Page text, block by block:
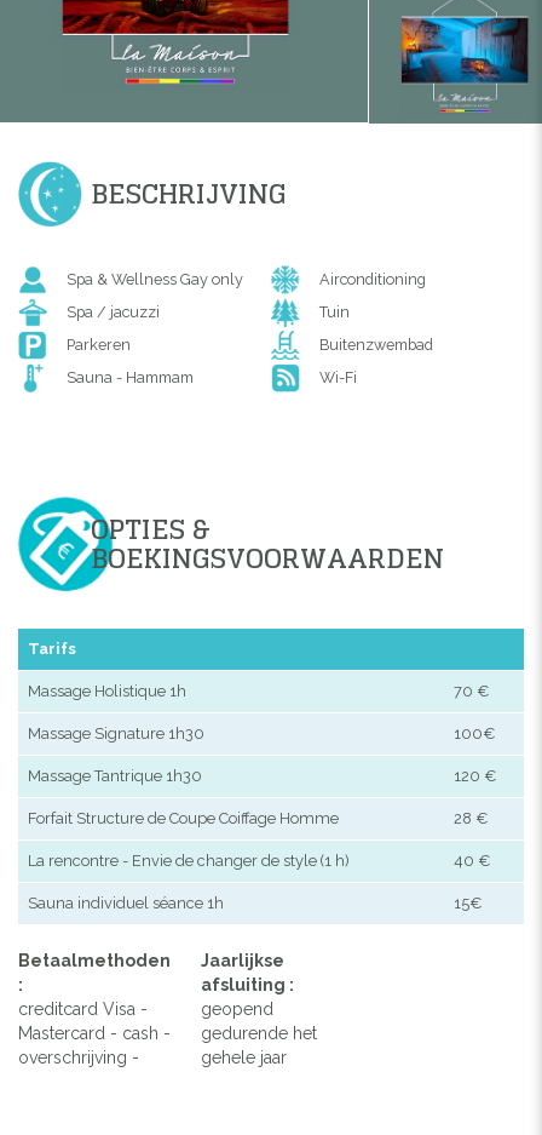
BESCHRIJVING
Spa & Wellness Gay only
Airconditioning
Spa / jacuzzi
Tuin
Parkeren
Buitenzwembad
Sauna - Hammam
Wi-Fi
OPTIES &
BOEKINGSVOORWAARDEN
Tarifs
Massage Holistique 1h 70 €
Massage Signature 1h30 100€
Massage Tantrique 1h30 120 €
Forfait Structure de Coupe Coiffage Homme 28 €
La rencontre - Envie de changer de style (1 h) 40 €
Sauna individuel séance 1h 15€
Betaalmethoden
:
creditcard Visa -
Mastercard - cash -
overschrijving -
Jaarlijkse
afsluiting :
geopend
gedurende het
gehele jaar